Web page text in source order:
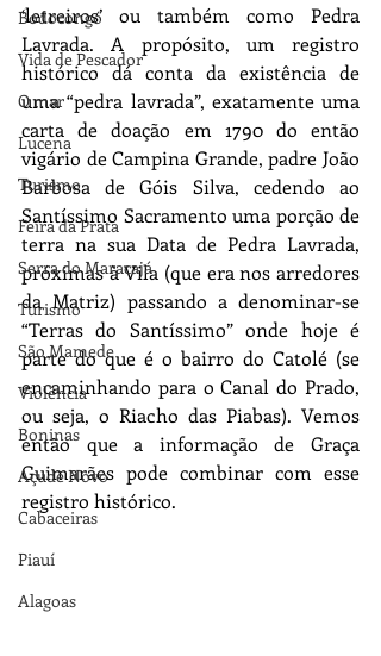
Bodocongó
Vida de Pescador
O mar
Lucena
Turismo
Feira da Prata
Serra do Maracajá
Turismo
São Mamede
Violência
Boninas
Açude Novo
Cabaceiras
Piauí
Alagoas
‘letreiros’ ou também como Pedra
Lavrada. A propósito, um registro
histórico dá conta da existência de
uma “pedra lavrada”, exatamente uma
carta de doação em 1790 do então
vigário de Campina Grande, padre João
Barbosa de Góis Silva, cedendo ao
Santíssimo Sacramento uma porção de
terra na sua Data de Pedra Lavrada,
próximas à Vila (que era nos arredores
da Matriz) passando a denominar-se
“Terras do Santíssimo” onde hoje é
parte do que é o bairro do Catolé (se
encaminhando para o Canal do Prado,
ou seja, o Riacho das Piabas). Vemos
então que a informação de Graça
Guimarães pode combinar com esse
registro histórico.